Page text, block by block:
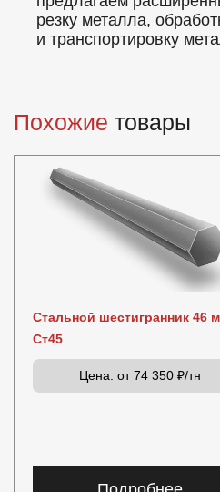
резку металла,
и транспортировку
Похожие товары
Стальной шестигранник 46
Ст45
Цена: от 74 350 ₽/тн